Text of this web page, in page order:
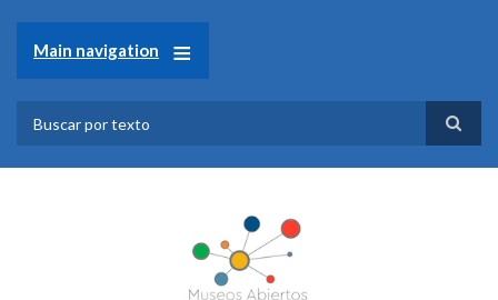
contenido
principal
Main navigation